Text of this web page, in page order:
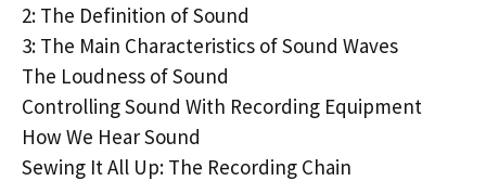
2: The Definition of Sound
3: The Main Characteristics of Sound Waves
The Loudness of Sound
Controlling Sound With Recording Equipment
How We Hear Sound
Sewing It All Up: The Recording Chain